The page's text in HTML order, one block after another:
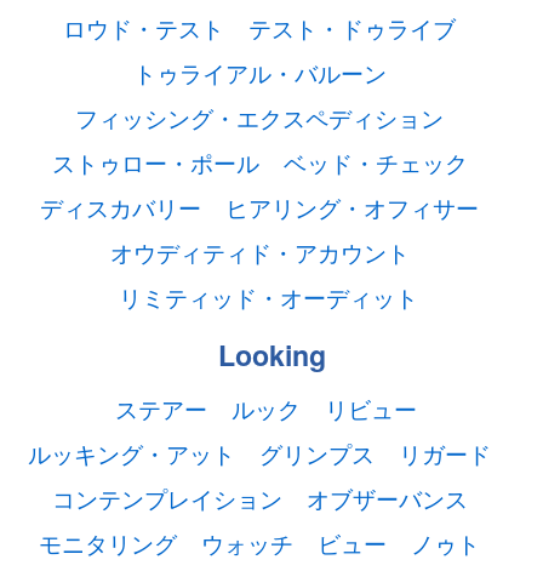
ロウド・テスト
テスト・ドゥライブ
トゥライアル・バルーン
フィッシング・エクスペディション
ストゥロー・ポール
ベッド・チェック
ディスカバリー
ヒアリング・オフィサー
オウディティド・アカウント
リミティッド・オーディット
Looking
ステアー ルック
リビュー
ルッキング・アット
グリンプス
リガード
コンテンプレイション
オブザーバンス
モニタリング
ウォッチ ビュー
ノゥト